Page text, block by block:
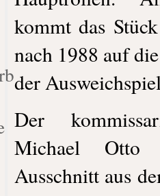
kommt das
nach 1988 auf
der
Der
Michael Otto
Ausschnitt aus